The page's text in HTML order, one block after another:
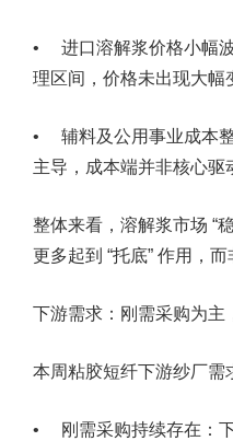
• 进口溶解浆价格小幅
理区间，价格未出现大幅
• 辅料及公用事业成本
主导，成本端并非核心驱
整体来看，溶解浆市场 “
更多起到 “托底” 作用，而
下游需求：刚需采购为主
本周粘胶短纤下游纱厂需
• 刚需采购持续存在：